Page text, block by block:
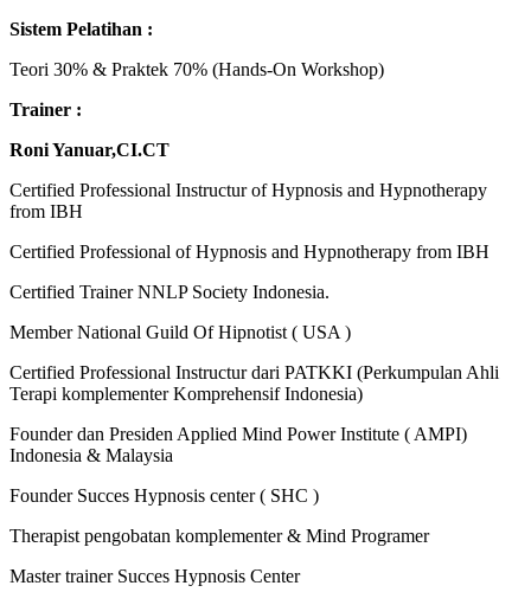
Sistem Pelatihan :
Teori 30% & Praktek 70% (Hands-On Workshop)
Trainer :
Roni Yanuar,CI.CT
Certified Professional Instructur of Hypnosis and Hypnotherapy
from IBH
Certified Professional of Hypnosis and Hypnotherapy from IBH
Certified Trainer NNLP Society Indonesia.
Member National Guild Of Hipnotist ( USA )
Certified Professional Instructur dari PATKKI (Perkumpulan Ahli
Terapi komplementer Komprehensif Indonesia)
Founder dan Presiden Applied Mind Power Institute ( AMPI)
Indonesia & Malaysia
Founder Succes Hypnosis center ( SHC )
Therapist pengobatan komplementer & Mind Programer
Master trainer Succes Hypnosis Center